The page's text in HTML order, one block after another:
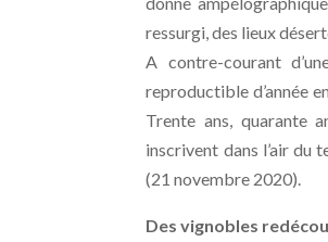
ressurgi, des lieux
A contre-courant
reproductible d’année
Trente ans, quarante
inscrivent dans l’air du
(21 novembre 2020).
Des vignobles